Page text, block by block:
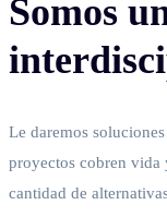
Somos
Le daremos
proyectos cobren vida
cantidad de